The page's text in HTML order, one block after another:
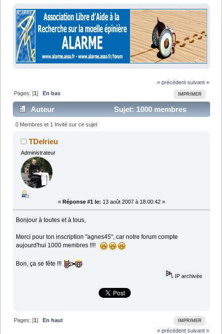
« précédent suivant »
IMPRIMER
Pages: [1] En bas
Auteur
Sujet: 1000 membres
inscrits !!! (Lu 4841 fois)
0 Membres et 1 Invité sur ce sujet
TDelrieu
Administrateur
« Réponse #1 le: 13 août 2007 à 18:00:42 »
Bonjour à toutes et à tous,
Merci pour ton inscription "agnes45", car notre forum compte
aujourd'hui 1000 membres !!!!
Bon, ça se fête !!!
IP archivée
IMPRIMER
Pages: [1]En haut
« précédent suivant »